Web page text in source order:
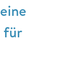
für